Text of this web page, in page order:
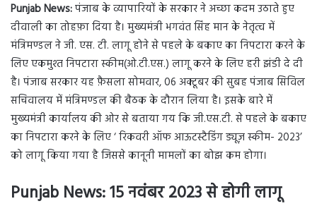
Punjab News:पंजाब के व्यापारियों के सरकार ने अच्छा कदम उठाते हुए
दीवाली का तोहफ़ा दिया है। मुख्यमंत्री भगवंत सिंह मान के नेतृत्व में
मंत्रिमण्डल ने जी. एस. टी. लागू होने से पहले के बकाए का निपटारा करने के
लिए एकमुश्त निपटारा स्कीम(ओ.टी.एस.) लागू करने के लिए हरी झंडी दे दी
है। पंजाब सरकार यह फ़ैसला सोमवार, 06 अक्टूबर की सुबह पंजाब सिविल
सचिवालय में मंत्रिमण्डल की बैठक के दौरान लिया है। इसके बारे में
मुख्यमंत्री कार्यालय की ओर से बताया गय कि जी.एस.टी. से पहले के बकाए
का निपटारा करने के लिए ‘ रिकवरी ऑफ आऊटस्टैडिंग ड्यूज़ स्कीम- 2023’
को लागू किया गया है जिससे कानूनी मामलों का बोझ कम होगा।
Punjab News:15 नवंबर 2023 से होगी लागू